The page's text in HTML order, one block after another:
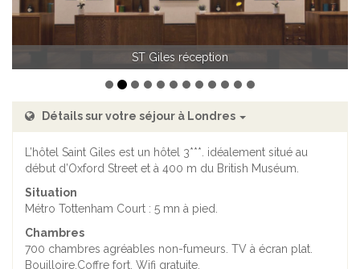
ST Giles réception
St Giles - chambre double standard
Détails sur votre séjour à Londres
L’hôtel Saint Giles est un hôtel 3***. idéalement situé au
début d’Oxford Street et à 400 m du British Muséum.
Situation
Métro Tottenham Court : 5 mn à pied.
Chambres
700 chambres agréables non-fumeurs. TV à écran plat.
Bouilloire.Coffre fort. Wifi gratuite.